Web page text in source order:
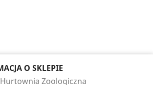
O SKLEPIE
Zoologiczna